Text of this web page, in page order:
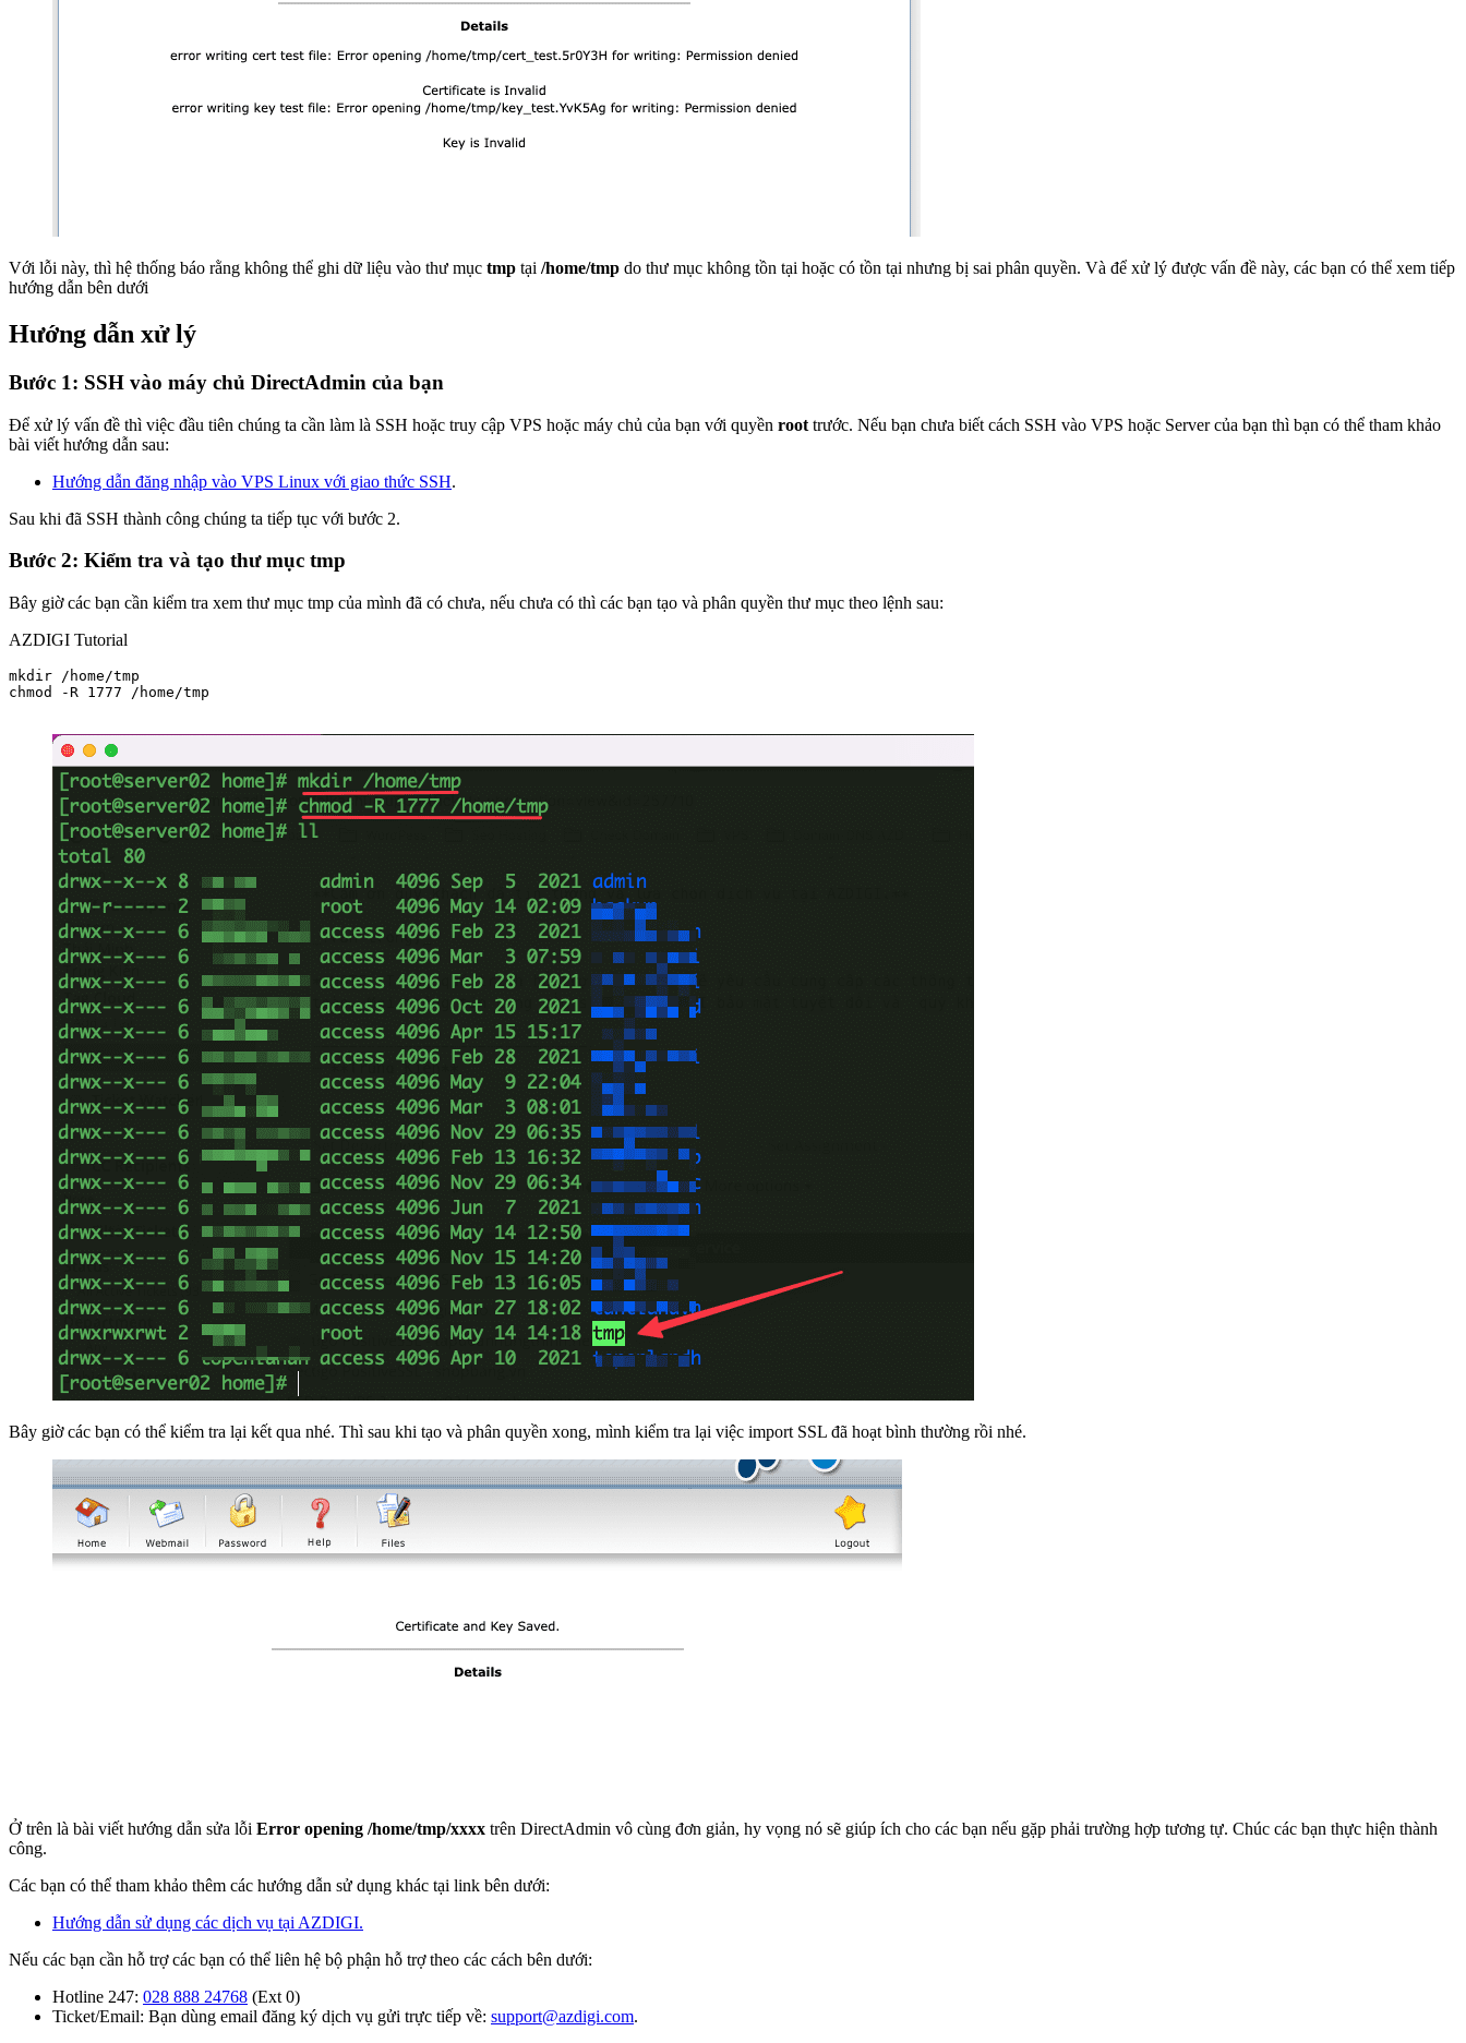
Với lỗi này, thì hệ thống báo rằng không thể ghi dữ liệu vào thư mục tmp tại /home/tmp do thư mục không tồn tại hoặc có tồn tại nhưng bị sai phân quyền. Và để xử lý được vấn đề này, các bạn có thể xem tiếp
hướng dẫn bên dưới
Hướng dẫn xử lý
Bước 1: SSH vào máy chủ DirectAdmin của bạn
Để xử lý vấn đề thì việc đầu tiên chúng ta cần làm là SSH hoặc truy cập VPS hoặc máy chủ của bạn với quyền root trước. Nếu bạn chưa biết cách SSH vào VPS hoặc Server của bạn thì bạn có thể tham khảo
bài viết hướng dẫn sau:
Hướng dẫn đăng nhập vào VPS Linux với giao thức SSH.
Sau khi đã SSH thành công chúng ta tiếp tục với bước 2.
Bước 2: Kiểm tra và tạo thư mục tmp
Bây giờ các bạn cần kiểm tra xem thư mục tmp của mình đã có chưa, nếu chưa có thì các bạn tạo và phân quyền thư mục theo lệnh sau:
AZDIGI Tutorial
mkdir /home/tmp
chmod -R 1777 /home/tmp
Bây giờ các bạn có thể kiểm tra lại kết qua nhé. Thì sau khi tạo và phân quyền xong, mình kiểm tra lại việc import SSL đã hoạt bình thường rồi nhé.
Ở trên là bài viết hướng dẫn sửa lỗi Error opening /home/tmp/xxxx trên DirectAdmin vô cùng đơn giản, hy vọng nó sẽ giúp ích cho các bạn nếu gặp phải trường hợp tương tự. Chúc các bạn thực hiện thành
công.
Các bạn có thể tham khảo thêm các hướng dẫn sử dụng khác tại link bên dưới:
Hướng dẫn sử dụng các dịch vụ tại AZDIGI.
Nếu các bạn cần hỗ trợ các bạn có thể liên hệ bộ phận hỗ trợ theo các cách bên dưới:
Hotline 247: 028 888 24768 (Ext 0)
Ticket/Email: Bạn dùng email đăng ký dịch vụ gửi trực tiếp về: support@azdigi.com.